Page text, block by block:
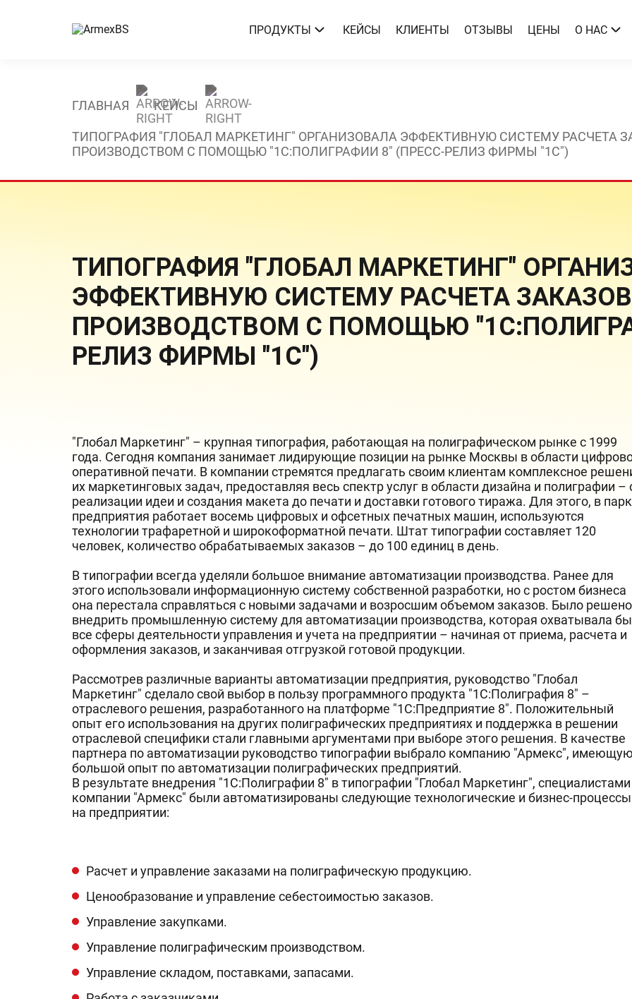
ПРОДУКТЫ КЕЙСЫ КЛИЕНТЫ ОТЗЫВЫ ЦЕНЫ О НАС
ГЛАВНАЯ КЕЙСЫ
ТИПОГРАФИЯ "ГЛОБАЛ МАРКЕТИНГ" ОРГАНИЗОВАЛА ЭФФЕКТИВНУЮ СИСТЕМУ РАСЧЕТА
ПРОИЗВОДСТВОМ С ПОМОЩЬЮ "1С:ПОЛИГРАФИИ 8" (ПРЕСС-РЕЛИЗ ФИРМЫ "1С")
ТИПОГРАФИЯ "ГЛОБАЛ МАРКЕТИНГ"
ЭФФЕКТИВНУЮ СИСТЕМУ РАСЧЕТА
ПРОИЗВОДСТВОМ С ПОМОЩЬЮ
РЕЛИЗ ФИРМЫ "1С")
"Глобал Маркетинг" – крупная типография, работающая на полиграфическом рынке с 1999
года. Сегодня компания занимает лидирующие позиции на рынке Москвы в области
оперативной печати. В компании стремятся предлагать своим клиентам комплексное
их маркетинговых задач, предоставляя весь спектр услуг в области дизайна и полиграфии –
реализации идеи и создания макета до печати и доставки готового тиража. Для этого, в
предприятия работает восемь цифровых и офсетных печатных машин, используются
технологии трафаретной и широкоформатной печати. Штат типографии составляет 120
человек, количество обрабатываемых заказов – до 100 единиц в день.
В типографии всегда уделяли большое внимание автоматизации производства. Ранее для
этого использовали информационную систему собственной разработки, но с ростом бизнеса
она перестала справляться с новыми задачами и возросшим объемом заказов. Было решено
внедрить промышленную систему для автоматизации производства, которая охватывала бы
все сферы деятельности управления и учета на предприятии – начиная от приема, расчета и
оформления заказов, и заканчивая отгрузкой готовой продукции.
Рассмотрев различные варианты автоматизации предприятия, руководство "Глобал
Маркетинг" сделало свой выбор в пользу программного продукта "1С:Полиграфия 8" –
отраслевого решения, разработанного на платформе "1С:Предприятие 8". Положительный
опыт его использования на других полиграфических предприятиях и поддержка в решении
отраслевой специфики стали главными аргументами при выборе этого решения. В качестве
партнера по автоматизации руководство типографии выбрало компанию "Армекс",
большой опыт по автоматизации полиграфических предприятий.
В результате внедрения "1С:Полиграфии 8" в типографии "Глобал Маркетинг", специалистами
компании "Армекс" были автоматизированы следующие технологические и бизнес-процессы
на предприятии:
Расчет и управление заказами на полиграфическую продукцию.
Ценообразование и управление себестоимостью заказов.
Управление закупками.
Управление полиграфическим производством.
Управление складом, поставками, запасами.